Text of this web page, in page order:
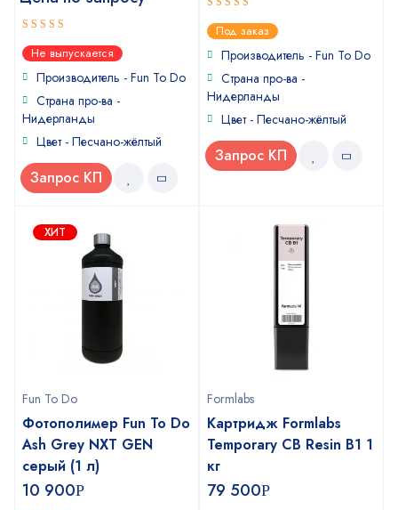
5out of 5
Не выпускается
Производитель - Fun To Do
Страна про-ва -
Нидерланды
Цвет - Песчано-жёлтый
Запрос КП
5out of 5
Под заказ
Производитель - Fun To Do
Страна про-ва -
Нидерланды
Цвет - Песчано-жёлтый
Запрос КП
ХИТ
Fun To Do
Фотополимер Fun To Do
Ash Grey NXT GEN
серый (1 л)
10 900Р
Formlabs
Картридж Formlabs
Temporary CB Resin B1 1
кг
79 500Р